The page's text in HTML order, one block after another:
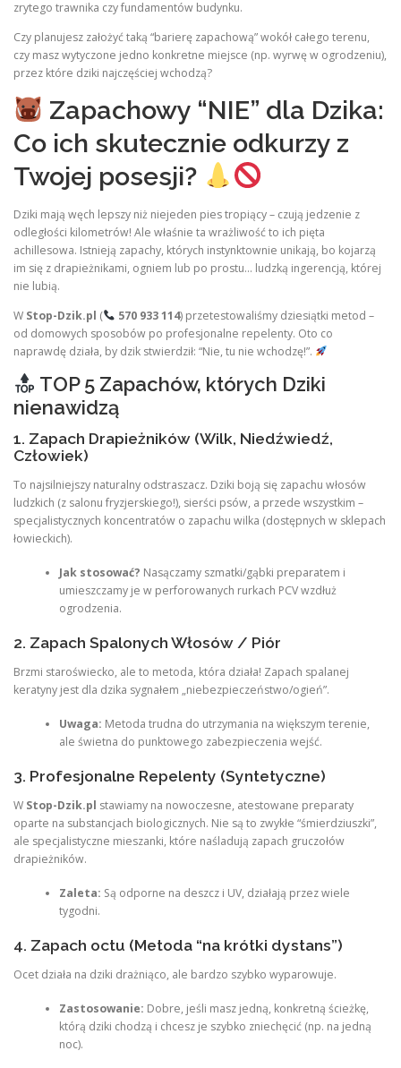
zrytego trawnika czy fundamentów budynku.
Czy planujesz założyć taką “barierę zapachową” wokół całego terenu,
czy masz wytyczone jedno konkretne miejsce (np. wyrwę w ogrodzeniu),
przez które dziki najczęściej wchodzą?
Zapachowy “NIE” dla Dzika:
Co ich skutecznie odkurzy z
Twojej posesji?
Dziki mają węch lepszy niż niejeden pies tropiący – czują jedzenie z
odległości kilometrów! Ale właśnie ta wrażliwość to ich pięta
achillesowa. Istnieją zapachy, których instynktownie unikają, bo kojarzą
im się z drapieżnikami, ogniem lub po prostu… ludzką ingerencją, której
nie lubią.
W Stop-Dzik.pl ( 570 933 114) przetestowaliśmy dziesiątki metod –
od domowych sposobów po profesjonalne repelenty. Oto co
naprawdę działa, by dzik stwierdził: “Nie, tu nie wchodzę!”.
TOP 5 Zapachów, których Dziki
nienawidzą
1. Zapach Drapieżników (Wilk, Niedźwiedź,
Człowiek)
To najsilniejszy naturalny odstraszacz. Dziki boją się zapachu włosów
ludzkich (z salonu fryzjerskiego!), sierści psów, a przede wszystkim –
specjalistycznych koncentratów o zapachu wilka (dostępnych w sklepach
łowieckich).
Jak stosować? Nasączamy szmatki/gąbki preparatem i
umieszczamy je w perforowanych rurkach PCV wzdłuż
ogrodzenia.
2. Zapach Spalonych Włosów / Piór
Brzmi staroświecko, ale to metoda, która działa! Zapach spalanej
keratyny jest dla dzika sygnałem „niebezpieczeństwo/ogień”.
Uwaga: Metoda trudna do utrzymania na większym terenie,
ale świetna do punktowego zabezpieczenia wejść.
3. Profesjonalne Repelenty (Syntetyczne)
W Stop-Dzik.pl stawiamy na nowoczesne, atestowane preparaty
oparte na substancjach biologicznych. Nie są to zwykłe “śmierdziuszki”,
ale specjalistyczne mieszanki, które naśladują zapach gruczołów
drapieżników.
Zaleta: Są odporne na deszcz i UV, działają przez wiele
tygodni.
4. Zapach octu (Metoda “na krótki dystans”)
Ocet działa na dziki drażniąco, ale bardzo szybko wyparowuje.
Zastosowanie: Dobre, jeśli masz jedną, konkretną ścieżkę,
którą dziki chodzą i chcesz je szybko zniechęcić (np. na jedną
noc).